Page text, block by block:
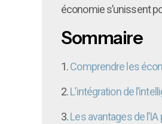
économie s’unissent
Sommaire
1.Comprendre les
2.L’intégration de
3.Les avantages de